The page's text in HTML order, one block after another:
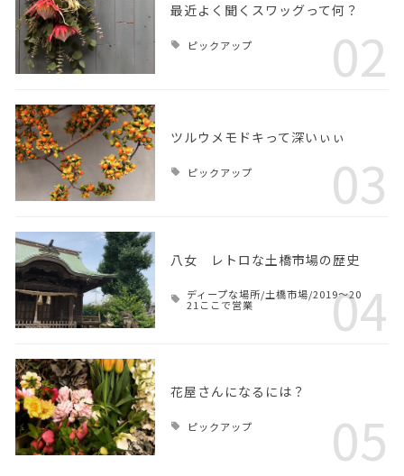
最近よく聞くスワッグって何？
ピックアップ 02
ツルウメモドキって深いぃぃ
ピックアップ 03
八女 レトロな土橋市場の歴史
ディープな場所/土橋市場/2019～20
21ここで営業 04
花屋さんになるには？
ピックアップ 05